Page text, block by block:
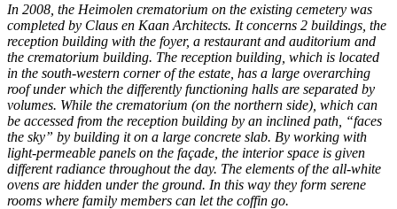
In 2008, the Heimolen crematorium on the existing cemetery was
completed by Claus en Kaan Architects. It concerns 2 buildings, the
reception building with the foyer, a restaurant and auditorium and
the crematorium building. The reception building, which is located
in the south-western corner of the estate, has a large overarching
roof under which the differently functioning halls are separated by
volumes. While the crematorium (on the northern side), which can
be accessed from the reception building by an inclined path, “faces
the sky” by building it on a large concrete slab. By working with
light-permeable panels on the façade, the interior space is given
different radiance throughout the day. The elements of the all-white
ovens are hidden under the ground. In this way they form serene
rooms where family members can let the coffin go.